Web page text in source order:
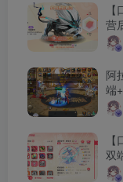
营
阿
端
教程
双
程。